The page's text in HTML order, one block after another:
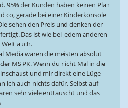
95% der Kunden haben keinen Plan
co, gerade bei einer Kinderkonsole
sehen den Preis und denken der
Das ist wie bei jedem anderen
auch.
Media waren die meisten absolut
MS PK. Wenn du nicht Mal in die
und mir direkt eine Lüge
ich auch nichts dafür. Selbst auf
sehr viele enttäuscht und das